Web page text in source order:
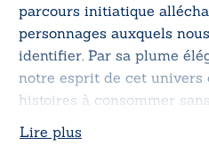
parcours initiatique
personnages auxquels
identifier. Par sa plume
notre esprit de cet univers
histoires à consommer
Lire plus